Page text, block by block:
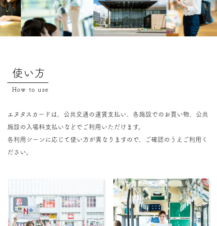
使い方
How to use
エヌタスカードは、公共交通の運賃支払い、各施設でのお買い物、公共
施設の入場料支払いなどでご利用いただけます。
各利用シーンに応じて使い方が異なりますので、ご確認のうえご利用く
ださい。